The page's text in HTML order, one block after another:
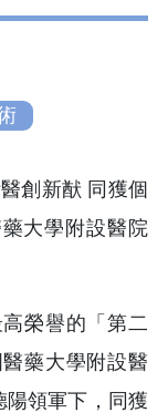
榮譽的「第二
藥大學附設醫
陽領軍下，同獲